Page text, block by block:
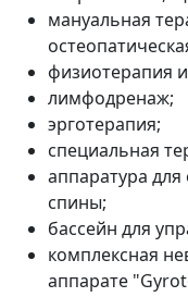
мануальная
физиотерапия
лимфодренаж;
эрготерапия;
специальная
аппаратура
спины;
бассейн для
комплексная
аппарате